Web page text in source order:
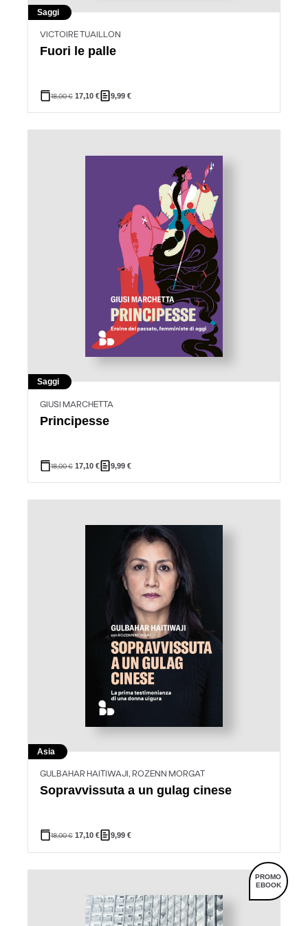
Saggi
VICTOIRE TUAILLON
Fuori le palle
18,00€ 17,10 € 9,99 €
Saggi
GIUSI MARCHETTA
Principesse
18,00€ 17,10 € 9,99 €
Asia
GULBAHAR HAITIWAJI, ROZENN MORGAT
Sopravvissuta a un gulag cinese
18,00€ 17,10 € 9,99 €
PROMO
EBOOK